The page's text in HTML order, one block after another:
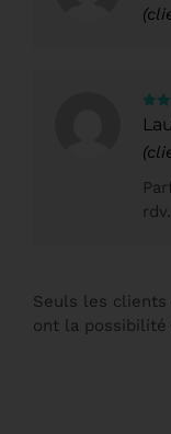
Note
rdv.
Seuls les
ont la possibilité